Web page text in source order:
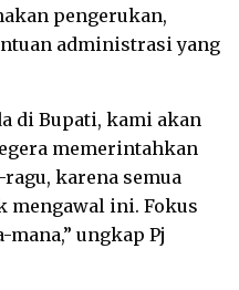
pengerukan,
administrasi yang
di Bupati, kami akan
memerintahkan
karena semua
mengawal ini. Fokus
ungkap Pj